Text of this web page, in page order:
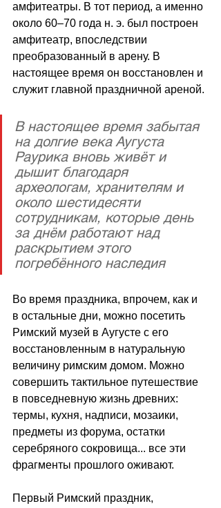
амфитеатры. В тот период, а именно
около 60–70 года н. э. был построен
амфитеатр, впоследствии
преобразованный в арену. В
настоящее время он восстановлен и
служит главной праздничной ареной.
В настоящее время забытая
на долгие века Аугуста
Раурика вновь живёт и
дышит благодаря
археологам, хранителям и
около шестидесяти
сотрудникам, которые день
за днём работают над
раскрытием этого
погребённого наследия
Во время праздника, впрочем, как и
в остальные дни, можно посетить
Римский музей в Аугусте с его
восстановленным в натуральную
величину римским домом. Можно
совершить тактильное путешествие
в повседневную жизнь древних:
термы, кухня, надписи, мозаики,
предметы из форума, остатки
серебряного сокровища... все эти
фрагменты прошлого оживают.
Первый Римский праздник,